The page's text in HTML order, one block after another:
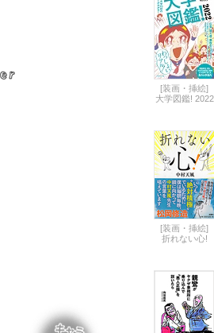
[装画・挿絵]
大学図鑑! 2022
[装画・挿絵]
折れない心!